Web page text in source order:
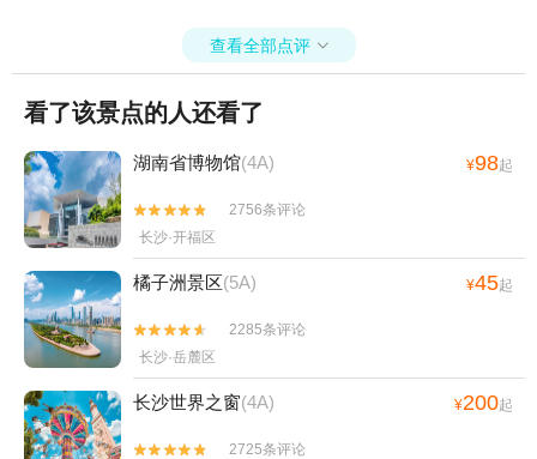
查看全部点评 
看了该景点的人还看了
湖南省博物馆(4A) ¥98起


2756条评论
长沙·开福区
橘子洲景区(5A) ¥45起


2285条评论
长沙·岳麓区
长沙世界之窗(4A) ¥200起


2725条评论